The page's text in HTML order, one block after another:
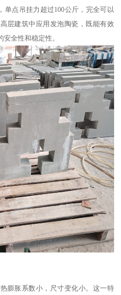
单点吊挂力超过100公斤，完全可以
层建筑中应用发泡陶瓷，既能有效
全性和稳定性。
膨胀系数小，尺寸变化小。这一特